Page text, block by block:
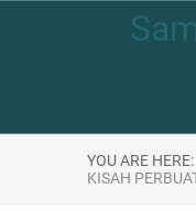
YOU ARE HERE:
KISAH